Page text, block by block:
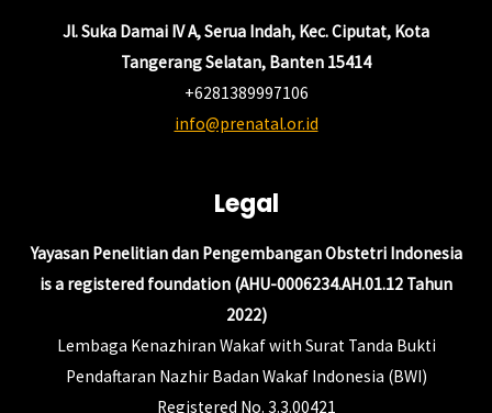
Jl. Suka Damai IV A, Serua Indah, Kec. Ciputat, Kota
Tangerang Selatan, Banten 15414
+6281389997106
info@prenatal.or.id
Legal
Yayasan Penelitian dan Pengembangan Obstetri Indonesia
is a registered foundation (AHU-0006234.AH.01.12 Tahun
2022)
Lembaga Kenazhiran Wakaf with Surat Tanda Bukti
Pendaftaran Nazhir Badan Wakaf Indonesia (BWI)
Registered No. 3.3.00421